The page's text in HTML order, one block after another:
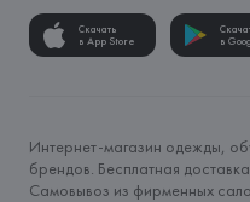
Скачать
в App Store
в
Интернет-магазин одежды,
брендов. Бесплатная
Самовывоз из фирменных